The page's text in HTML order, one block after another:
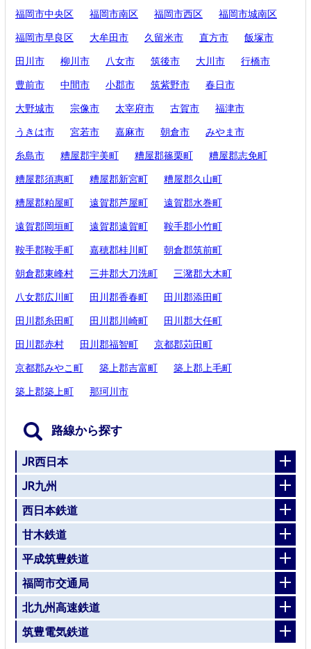
福岡市中央区 福岡市南区 福岡市西区 福岡市城南区
福岡市早良区 大牟田市 久留米市 直方市 飯塚市
田川市 柳川市 八女市 筑後市 大川市 行橋市
豊前市 中間市 小郡市 筑紫野市 春日市
大野城市 宗像市 太宰府市 古賀市 福津市
うきは市 宮若市 嘉麻市 朝倉市 みやま市
糸島市 糟屋郡宇美町 糟屋郡篠栗町 糟屋郡志免町
糟屋郡須惠町 糟屋郡新宮町 糟屋郡久山町
糟屋郡粕屋町 遠賀郡芦屋町 遠賀郡水巻町
遠賀郡岡垣町 遠賀郡遠賀町 鞍手郡小竹町
鞍手郡鞍手町 嘉穂郡桂川町 朝倉郡筑前町
朝倉郡東峰村 三井郡大刀洗町 三潴郡大木町
八女郡広川町 田川郡香春町 田川郡添田町
田川郡糸田町 田川郡川崎町 田川郡大任町
田川郡赤村 田川郡福智町 京都郡苅田町
京都郡みやこ町 築上郡吉富町 築上郡上毛町
築上郡築上町 那珂川市
路線から探す
JR西日本
JR九州
西日本鉄道
甘木鉄道
平成筑豊鉄道
福岡市交通局
北九州高速鉄道
筑豊電気鉄道